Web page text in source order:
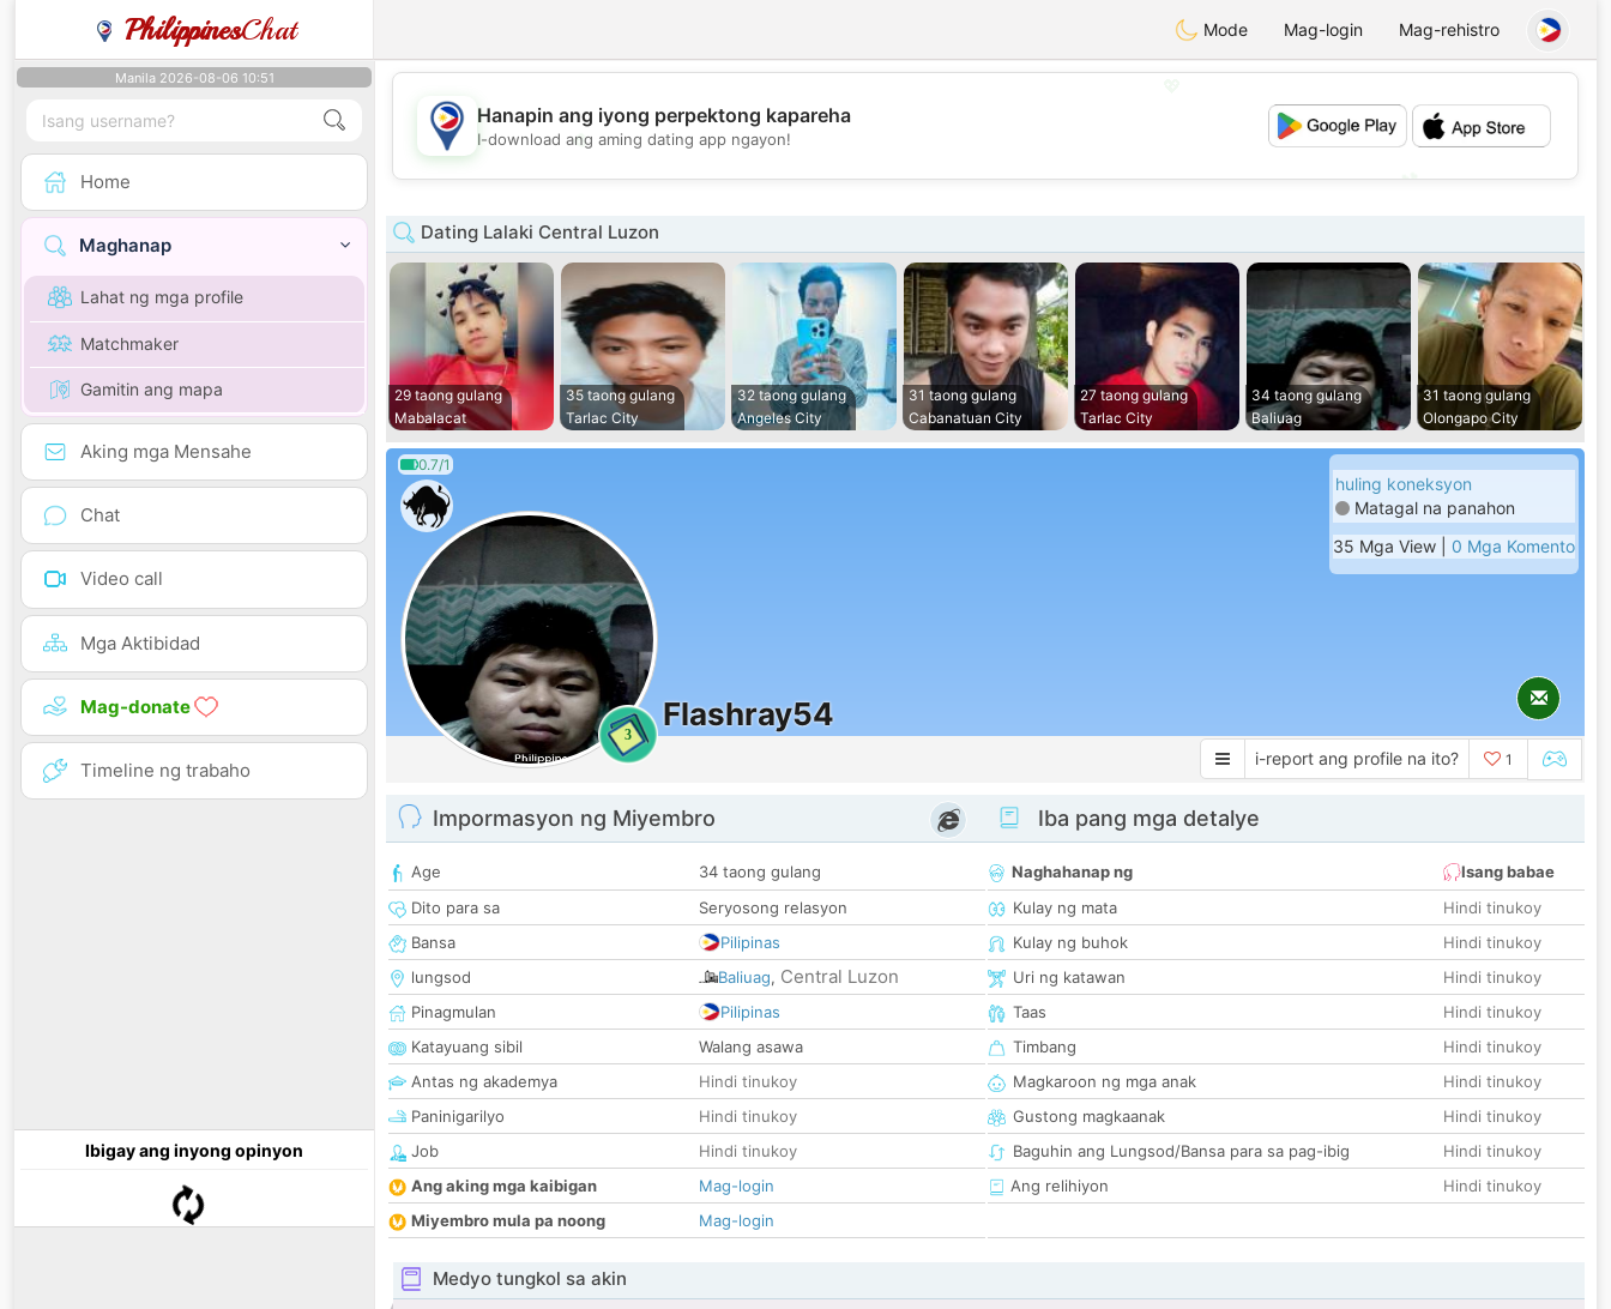
PhilippinesChat Mode Mag-login Mag-rehistro
Manila 2026-08-06 10:51
Home
Maghanap
Lahat ng mga profile
Matchmaker
Gamitin ang mapa
Aking mga Mensahe
Chat
Video call
Mga Aktibidad
Mag-donate
Timeline ng trabaho
Ibigay ang inyong opinyon
💖
💕
Hanapin ang iyong perpektong kapareha
I-download ang aming dating app ngayon!
Dating Lalaki Central Luzon
29 taong gulang
Mabalacat
35 taong gulang
Tarlac City
32 taong gulang
Angeles City
31 taong gulang
Cabanatuan City
27 taong gulang
Tarlac City
34 taong gulang
Baliuag
31 taong gulang
Olongapo City
0.7/1
3
Flashray54
huling koneksyon
Matagal na panahon
35 Mga View | 0 Mga Komento
i-report ang profile na ito? 1
Impormasyon ng Miyembro
Age
34 taong gulang
Dito para sa
Seryosong relasyon
Bansa
Pilipinas
lungsod
Baliuag, Central Luzon
Pinagmulan
Pilipinas
Katayuang sibil
Walang asawa
Antas ng akademya
Hindi tinukoy
Paninigarilyo
Hindi tinukoy
Job
Hindi tinukoy
Ang aking mga kaibigan
Mag-login
Miyembro mula pa noong
Mag-login
Iba pang mga detalye
Naghahanap ng
Isang babae
Kulay ng mata
Hindi tinukoy
Kulay ng buhok
Hindi tinukoy
Uri ng katawan
Hindi tinukoy
Taas
Hindi tinukoy
Timbang
Hindi tinukoy
Magkaroon ng mga anak
Hindi tinukoy
Gustong magkaanak
Hindi tinukoy
Baguhin ang Lungsod/Bansa para sa pag-ibig
Hindi tinukoy
Ang relihiyon
Hindi tinukoy
Medyo tungkol sa akin